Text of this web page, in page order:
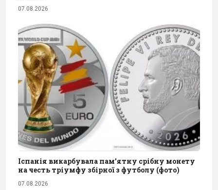
07.08.2026
Іспанія викарбувала пам'ятну срібну монету
на честь тріумфу збірної з футболу (фото)
07.08.2026